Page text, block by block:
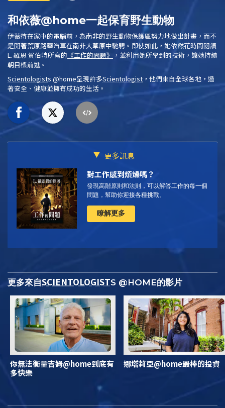
和依薇@home一起保育野生動物
伊薇待在家中的電腦前，為南非的野生動物保護區努力地做出計畫，而不
是開著荒原路華汽車在南非大草原中馳騁。即使如此，她依然花時間閱讀
L. 羅恩 賀伯特所寫的 《工作的問題》
，並利用她所學到的技術，讓她持續
朝目標前進。
Scientologists @home呈現許多Scientologist ，他們來自全球各地，過
著安全、健康並擁有成功的生活。
更多訊息
對工作感到煩燥嗎？
發現高階原則和法則，可以解答工作的每一個
問題，幫助你迎接各種挑戰。
瞭解更多
更多來自SCIENTOLOGISTS @HOME的影片
你無法衡量吉姆@home到底有
多快樂
娜塔莉亞@home最棒的投資